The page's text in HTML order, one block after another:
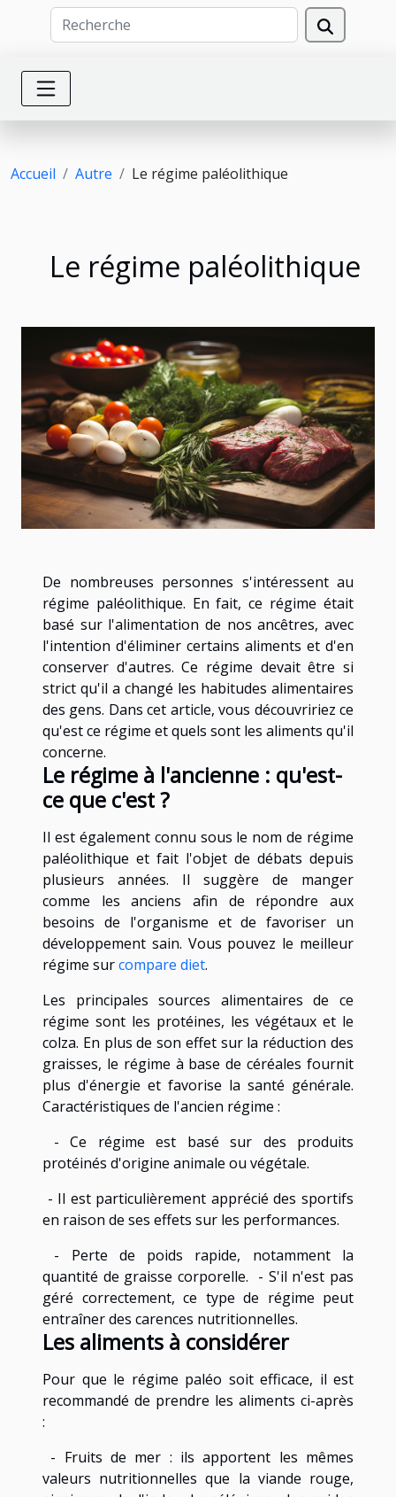
Accueil Autre Le régime paléolithique
Le régime paléolithique
De nombreuses personnes s'intéressent au
régime paléolithique. En fait, ce régime était
basé sur l'alimentation de nos ancêtres, avec
l'intention d'éliminer certains aliments et d'en
conserver d'autres. Ce régime devait être si
strict qu'il a changé les habitudes alimentaires
des gens. Dans cet article, vous découvririez ce
qu'est ce régime et quels sont les aliments qu'il
concerne.
Le régime à l'ancienne : qu'est-
ce que c'est ?
Il est également connu sous le nom de régime
paléolithique et fait l'objet de débats depuis
plusieurs années. Il suggère de manger
comme les anciens afin de répondre aux
besoins de l'organisme et de favoriser un
développement sain. Vous pouvez le meilleur
régime surcompare diet.
Les principales sources alimentaires de ce
régime sont les protéines, les végétaux et le
colza. En plus de son effet sur la réduction des
graisses, le régime à base de céréales fournit
plus d'énergie et favorise la santé générale.
Caractéristiques de l'ancien régime :
- Ce régime est basé sur des produits
protéinés d'origine animale ou végétale.
- Il est particulièrement apprécié des sportifs
en raison de ses effets sur les performances.
- Perte de poids rapide, notamment la
quantité de graisse corporelle. - S'il n'est pas
géré correctement, ce type de régime peut
entraîner des carences nutritionnelles.
Les aliments à considérer
Pour que le régime paléo soit efficace, il est
recommandé de prendre les aliments ci-après
:
- Fruits de mer : ils apportent les mêmes
valeurs nutritionnelles que la viande rouge,